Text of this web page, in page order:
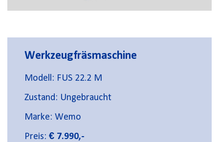
Werkzeugfräsmaschine
Modell: FUS 22.2 M
Zustand: Ungebraucht
Marke: Wemo
Preis: € 7.990,-